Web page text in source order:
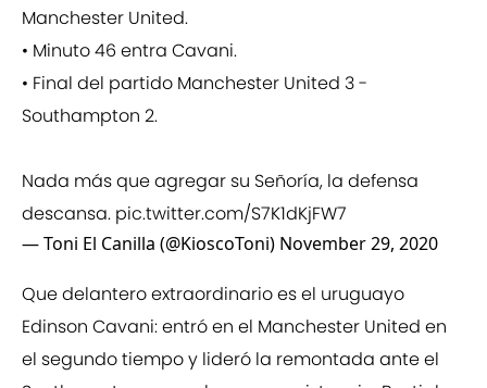
Manchester United.
• Minuto 46 entra Cavani.
• Final del partido Manchester United 3 -
Southampton 2.
Nada más que agregar su Señoría, la defensa
descansa. pic.twitter.com/S7K1dKjFW7
— Toni El Canilla (@KioscoToni) November 29, 2020
Que delantero extraordinario es el uruguayo
Edinson Cavani: entró en el Manchester United en
el segundo tiempo y lideró la remontada ante el